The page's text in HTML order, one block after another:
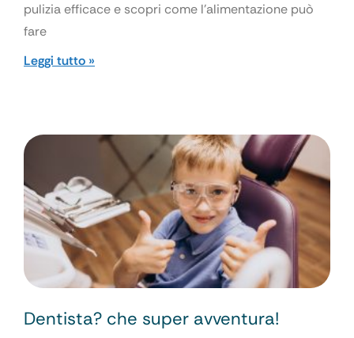
pulizia efficace e scopri come l’alimentazione può
fare
Leggi tutto »
Dentista? che super avventura!